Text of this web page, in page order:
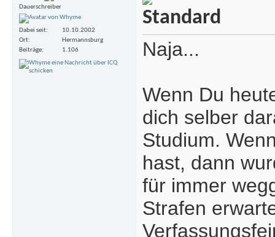
Dauerschreiber
Dabei seit
10.10.2002
Ort
Hermannsburg
Beiträge
1.106 Naja...
Wenn Du
dich selber
Studium.
hast, dann
für immer
Strafen